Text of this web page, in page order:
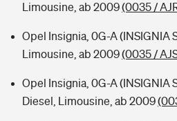
Limousine, ab 2009(0035 /
Opel Insignia, 0G-A (INSIGNIA
Limousine, ab 2009(0035 /
Opel Insignia, 0G-A (INSIGNIA
Diesel, Limousine, ab 2009